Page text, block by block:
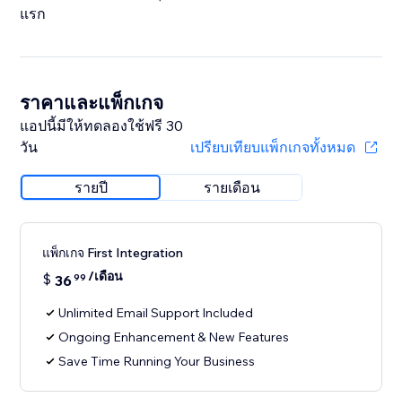
แรก
ราคาและแพ็กเกจ
แอปนี้มีให้ทดลองใช้ฟรี 30
วัน
เปรียบเทียบแพ็กเกจทั้งหมด
รายปี รายเดือน
แพ็กเกจ First Integration
$ 3699 /เดือน
Unlimited Email Support Included
Ongoing Enhancement & New Features
Save Time Running Your Business